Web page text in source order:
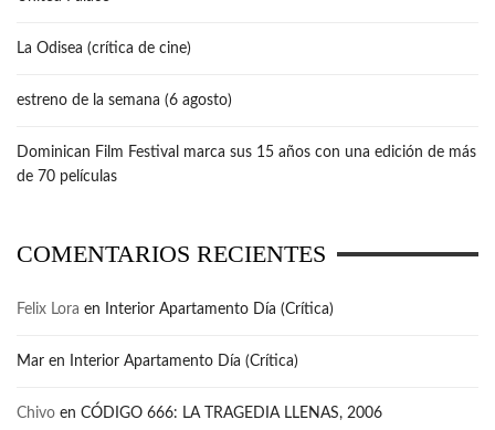
La Odisea (crítica de cine)
estreno de la semana (6 agosto)
Dominican Film Festival marca sus 15 años con una edición de más
de 70 películas
COMENTARIOS RECIENTES
Felix Lora en Interior Apartamento Día (Crítica)
Mar en Interior Apartamento Día (Crítica)
Chivo en CÓDIGO 666: LA TRAGEDIA LLENAS, 2006